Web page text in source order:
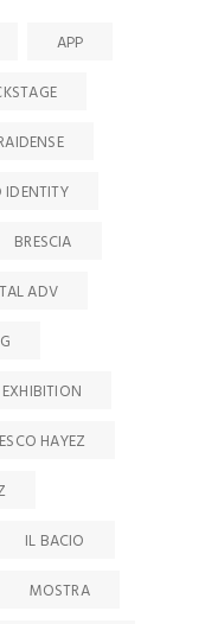
APP
IDENTITY
BRESCIA
ADV
EXHIBITION
HAYEZ
IL BACIO
MOSTRA